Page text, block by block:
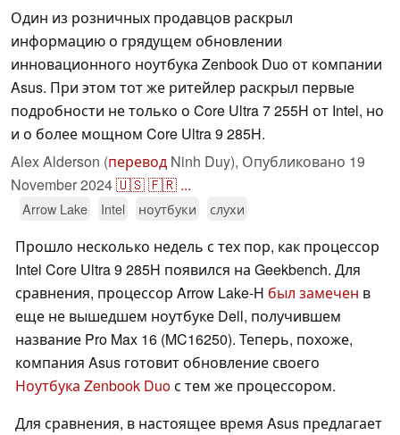
Один из розничных продавцов раскрыл
информацию о грядущем обновлении
инновационного ноутбука Zenbook Duo от компании
Asus. При этом тот же ритейлер раскрыл первые
подробности не только о Core Ultra 7 255H от Intel, но
и о более мощном Core Ultra 9 285H.
Alex Alderson (перевод Ninh Duy), Опубликовано 19
November 2024🇺🇸🇫🇷 ...
Arrow Lake Intel ноутбуки слухи
Прошло несколько недель с тех пор, как процессор
Intel Core Ultra 9 285H появился на Geekbench. Для
сравнения, процессор Arrow Lake-H был замечен в
еще не вышедшем ноутбуке Dell, получившем
название Pro Max 16 (MC16250). Теперь, похоже,
компания Asus готовит обновление своего
Ноутбука Zenbook Duoс тем же процессором.
Для сравнения, в настоящее время Asus предлагает